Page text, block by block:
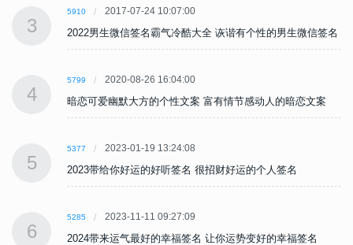
3
5910 2017-07-24 10:07:00
2022男生微信签名霸气冷酷大全 诙谐有个性的男生微信签名
4
5799 2020-08-26 16:04:00
暗恋可爱幽默大方的个性文案 富有情节感动人的暗恋文案
5
5377 2023-01-19 13:24:08
2023带给你好运的好听签名 很招财好运的个人签名
6
5285 2023-11-11 09:27:09
2024带来运气最好的幸福签名 让你运势变好的幸福签名